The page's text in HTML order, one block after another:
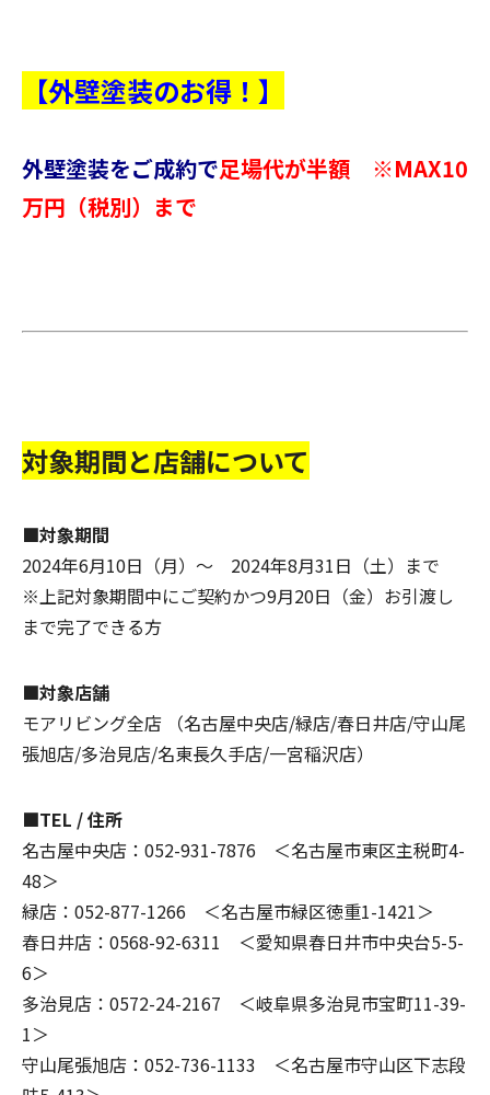
【外壁塗装のお得！】
外壁塗装をご成約で足場代が半額 ※MAX10
万円（税別）まで
対象期間と店舗について
■対象期間
2024年6月10日（月）〜 2024年8月31日（土）まで
※上記対象期間中にご契約かつ9月20日（金）お引渡し
まで完了できる方
■対象店舗
モアリビング全店 （名古屋中央店/緑店/春日井店/守山尾
張旭店/多治見店/名東長久手店/一宮稲沢店）
■TEL / 住所
名古屋中央店：052-931-7876 ＜名古屋市東区主税町4-
48＞
緑店：052-877-1266 ＜名古屋市緑区徳重1-1421＞
春日井店：0568-92-6311 ＜愛知県春日井市中央台5-5-
6＞
多治見店：0572-24-2167 ＜岐阜県多治見市宝町11-39-
1＞
守山尾張旭店：052-736-1133 ＜名古屋市守山区下志段